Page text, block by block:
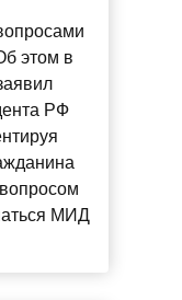
этом в
РФ
МИД